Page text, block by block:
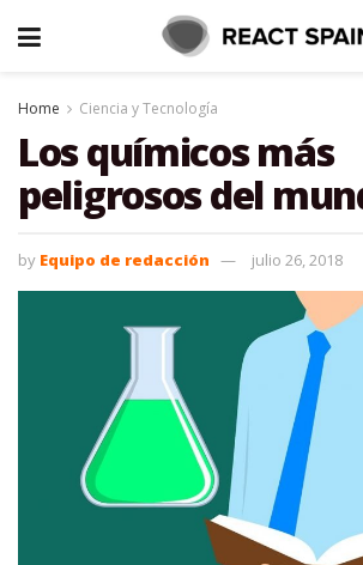
Home Ciencia y Tecnología
Los químicos más
peligrosos del
by Equipo de redacción julio 26, 2018